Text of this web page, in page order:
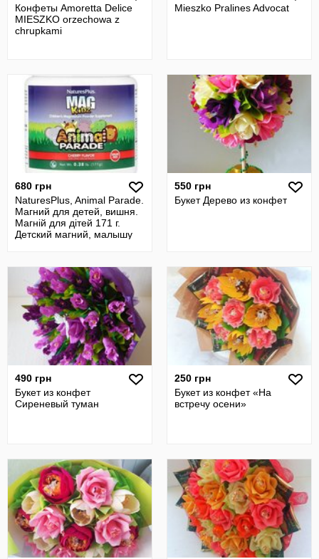
Конфеты Amoretta Delice
MIESZKO orzechowa z
chrupkami
Mieszko Pralines Advocat
680 грн
NaturesPlus, Animal Parade.
Магний для детей, вишня.
Магній для дітей 171 г.
Детский магний, малышу
550 грн
Букет Дерево из конфет
490 грн
Букет из конфет
Сиреневый туман
250 грн
Букет из конфет «На
встречу осени»